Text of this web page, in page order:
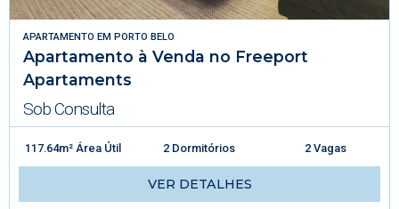
APARTAMENTO EM PORTO BELO
Apartamento à Venda no Freeport
Apartaments
Sob Consulta
117.64m² Área Útil 2 Dormitórios 2 Vagas
VER DETALHES